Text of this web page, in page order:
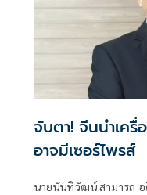
จับตา! จีนนำเค
อาจมีเซอร์ไพรส์
นายนันทิวัฒน์ สามารถ อ